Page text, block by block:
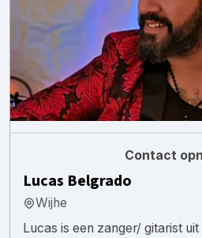
Contact
Lucas Belgrado
Wijhe
Lucas is een zanger/ gitarist